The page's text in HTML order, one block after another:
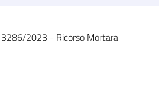
3286/2023 - Ricorso Mortara